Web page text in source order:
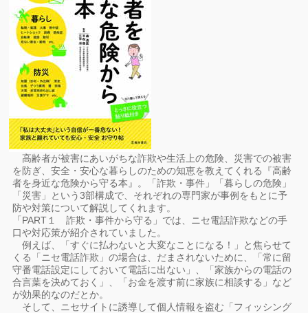
高齢者が被害にあいがちな詐欺や生活上の危険、災害での被害
を防ぎ、安全・安心な暮らしのための知恵を教えてくれる『高齢
者を身近な危険から守る本』。「詐欺・事件」「暮らしの危険」
「災害」という3部構成で、それぞれの専門家が事例をもとに予
防や対策について解説してくれます。
「PART１ 詐欺・事件から守る」では、ニセ電話詐欺などの手
口や対応策が紹介されていました。
例えば、「すぐに払わないと大変なことになる！」と焦らせて
くる「ニセ電話詐欺」の場合は、だまされないために、「常に留
守番電話設定にしておいて電話に出ない」、「家族からの電話の
合言葉を決めておく」、「お金を渡す前に家族に相談する」など
が効果的なのだとか。
そして、ニセサイトに誘導して個人情報を盗む「フィッシング